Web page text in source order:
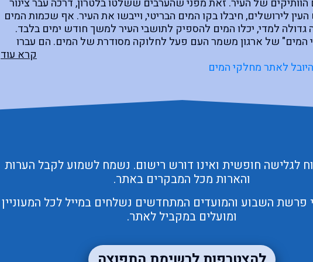
הוותיקים של העיר. זאת מפני שהערבים ששלטו בלטרון, דרכה עבר צינור
לירושלים, חיבלו בקו המים הבריטי, וייבשו את העיר. אף שכמות המים
גדולה למדי, יכלו המים להספיק לתושבי העיר למשך חודש ימים בלבד.
המים" של ארגון משמר העם פעל לחלוקה מסודרת של המים. הם עברו
לשכונה בירושלים, רכובים על עגלות גדולות עמוסות בחביות, ובמרכז כל
מים לכל משפחה לפי צרכיה. במקביל חולק לתושבי העיר תרשים
קרא עוד
לאתר מחלקי המים
לגלישה חופשית ואינו דורש רישום. נשמח לשמוע לקבל הערות
והארות מכל המבקרים באתר.
פרשת השבוע והמועדים המתחדשים נשלחים במייל לכל המעוניין
ומועלים במקביל לאתר.